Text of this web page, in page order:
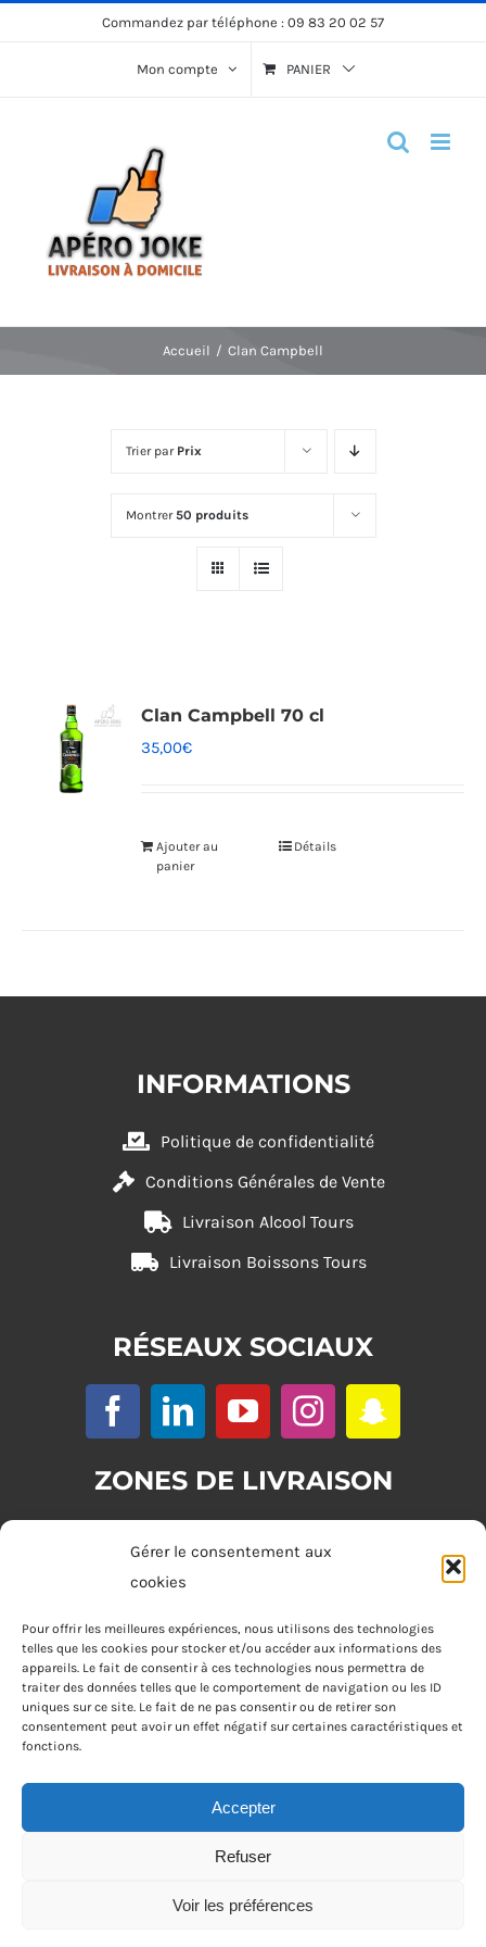
Gérer le consentement aux
cookies
Pour offrir les meilleures expériences, nous utilisons des technologies
telles que les cookies pour stocker et/ou accéder aux informations des
appareils. Le fait de consentir à ces technologies nous permettra de
traiter des données telles que le comportement de navigation ou les ID
uniques sur ce site. Le fait de ne pas consentir ou de retirer son
consentement peut avoir un effet négatif sur certaines caractéristiques et
fonctions.
Accepter
Refuser
Voir les préférences
Commandez par téléphone : 09 83 20 02 57
Mon compte PANIER
Accueil Clan Campbell
Trier par Prix
Montrer50 produits
Clan Campbell 70 cl
35,00€
Ajouter au
panier
Détails
INFORMATIONS
Politique de confidentialité
Conditions Générales de Vente
Livraison Alcool Tours
Livraison Boissons Tours
RÉSEAUX SOCIAUX
ZONES DE LIVRAISON
Zone 1 : (commande minimum 20€)
Zone 2 : (commande minimum 30€)
Joué-lès-Tours, Chambray-lès-Tours, La Riche, Saint-Cyr-sur-Loire,
Saint-Pierre-des-Corps, Saint-Avertin
Zone 3 : (commande minimum 40€)
Netcom Agency